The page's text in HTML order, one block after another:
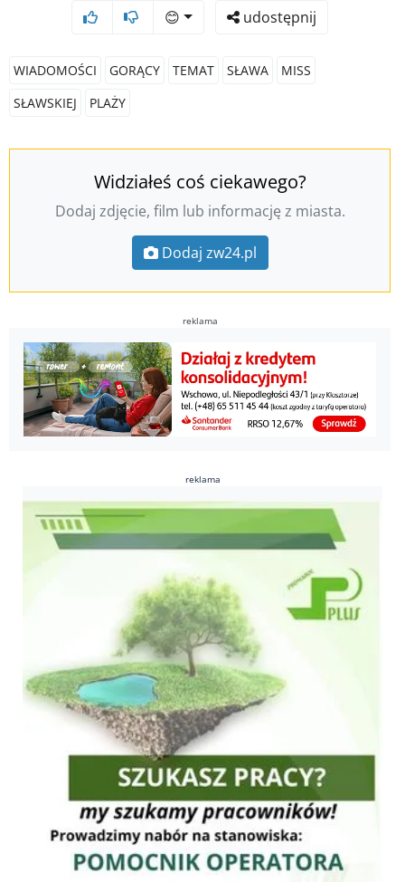
😊
udostępnij
WIADOMOŚCI GORĄCY TEMAT SŁAWA
MISS
SŁAWSKIEJ
PLAŻY
Widziałeś coś ciekawego?
Dodaj zdjęcie, film lub informację z miasta.
Dodaj zw24.pl
reklama
reklama